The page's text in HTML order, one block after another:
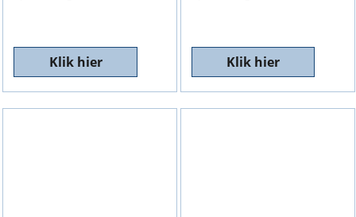
Klik hier Klik hier